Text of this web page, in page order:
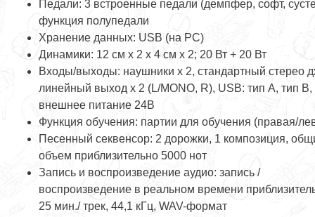
Педали: 3 встроенные педали (демпфер, софт,
функция полупедали
Хранение данных: USB (на PC)
Динамики: 12 см х 2 х 4 см х 2; 20 Вт + 20 Вт
Входы/выходы: наушники х 2, стандартный стерео
линейный выход х 2 (L/MONO, R), USB: тип A, тип B,
внешнее питание 24В
Функция обучения: партии для обучения (правая/
Песенный секвенсор: 2 дорожки, 1 композиция,
объем приблизительно 5000 нот
Запись и воспроизведение аудио: запись /
воспроизведение в реальном времени
25 мин./ трек, 44,1 кГц, WAV-формат